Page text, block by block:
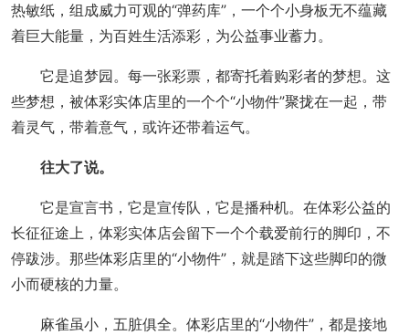
热敏纸，组成威力可观的“弹药库”，一个个小身板无不蕴藏
着巨大能量，为百姓生活添彩，为公益事业蓄力。
它是追梦园。每一张彩票，都寄托着购彩者的梦想。这
些梦想，被体彩实体店里的一个个“小物件”聚拢在一起，带
着灵气，带着意气，或许还带着运气。
往大了说。
它是宣言书，它是宣传队，它是播种机。在体彩公益的
长征征途上，体彩实体店会留下一个个载爱前行的脚印，不
停跋涉。那些体彩店里的“小物件”，就是踏下这些脚印的微
小而硬核的力量。
麻雀虽小，五脏俱全。体彩店里的“小物件”，都是接地